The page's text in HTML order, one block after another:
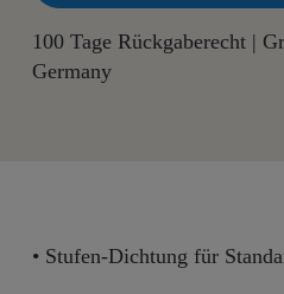
100 Tage Rückgaberecht |
Germany
• Stufen-Dichtung für